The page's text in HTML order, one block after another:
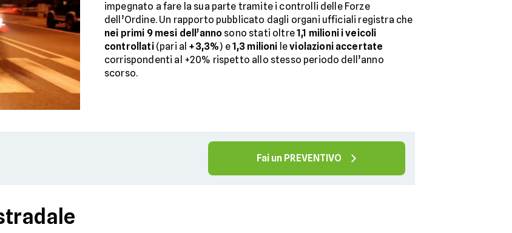
impegnato a fare la sua parte tramite i controlli delle Forze
dell’Ordine. Un rapporto pubblicato dagli organi ufficiali registra che
nei primi 9 mesi dell’anno sono stati oltre1,1 milioni i veicoli
controllati(pari al +3,3%) e1,3 milioni leviolazioni accertate
corrispondenti al +20% rispetto allo stesso periodo dell’anno
scorso.
Fai un PREVENTIVO